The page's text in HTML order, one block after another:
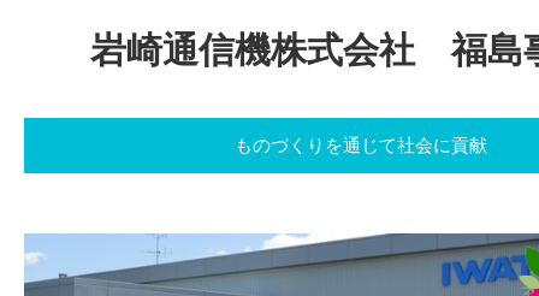
岩崎通信機株式会社 福島
ものづくりを通じて社会に貢献